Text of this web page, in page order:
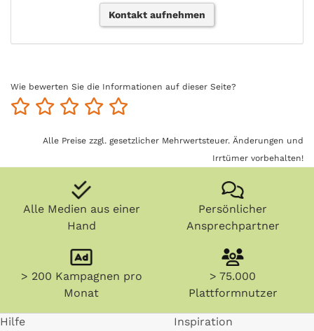
Kontakt aufnehmen
Wie bewerten Sie die Informationen auf dieser Seite?
Alle Preise zzgl. gesetzlicher Mehrwertsteuer. Änderungen und
Irrtümer vorbehalten!
Alle Medien aus einer
Hand
Persönlicher
Ansprechpartner
> 200 Kampagnen pro
Monat
> 75.000
Plattformnutzer
Hilfe
Inspiration